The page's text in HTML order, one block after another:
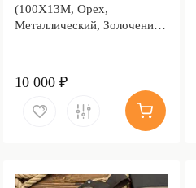
(100Х13М, Орех,
Металлический, Золочение
10 000 ₽